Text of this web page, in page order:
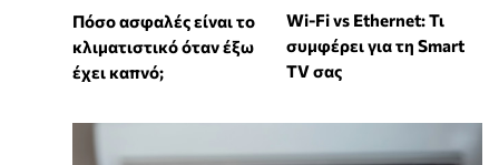
Πόσο ασφαλές είναι το
κλιματιστικό όταν έξω
έχει καπνό;
Wi-Fi vs Ethernet: Τι
συμφέρει για τη Smart
TV σας